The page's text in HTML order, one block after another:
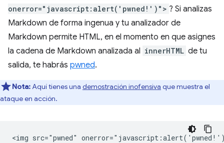
onerror="javascript:alert('pwned!')"> ? Si analizas
Markdown de forma ingenua y tu analizador de
Markdown permite HTML, en el momento en que asignes
la cadena de Markdown analizada al innerHTML de tu
salida, te habrás pwned.
Nota:Aquí tienes una demostración inofensiva que muestra el
ataque en acción.